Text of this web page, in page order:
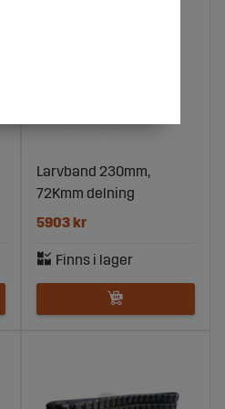
Larvband 230mm,
72Kmm delning
5903 kr